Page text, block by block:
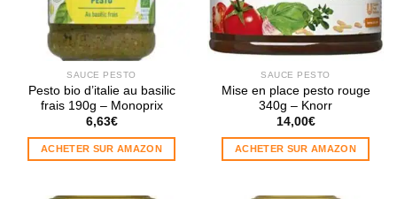
SAUCE PESTO
Pesto bio d’italie au basilic
frais 190g – Monoprix
6,63€
ACHETER SUR AMAZON
SAUCE PESTO
Mise en place pesto rouge
340g – Knorr
14,00€
ACHETER SUR AMAZON